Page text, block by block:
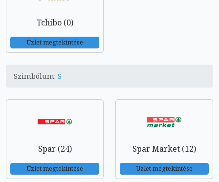
Tchibo (0)
Üzlet megtekintése
Szimbólum: S
Spar (24)
Üzlet megtekintése
Spar Market (12)
Üzlet megtekintése